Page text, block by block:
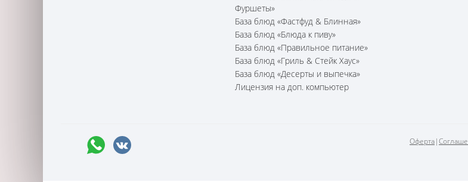
Фуршеты»
База блюд «Фастфуд & Блинная»
База блюд «Блюда к пиву»
База блюд «Правильное питание»
База блюд «Гриль & Стейк Хаус»
База блюд «Десерты и выпечка»
Лицензия на доп. компьютер
Оферта|